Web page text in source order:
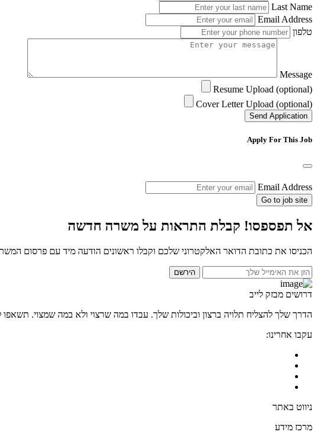
Last Name
Email Address
טלפון
Message
Resume Upload (optional)
Cover Letter Upload (optional)
Send Application
Apply For This Job
Email Address
Go to job site
אל תפספסו! קבלת התראות על משרה חדשה
הכניסו את כתובת הדואר האלקטרוני שלכם וקבלו ראשונים הודעה מיד עם פרסום
הירשם
דרושים מבזק לייב
הדרך שלך להצליח תלויה ברצון וביכולות שלך. עבדו במה שרצוי ולא במה שמצוי. תשאפו
עקבו אחרינו:
ניווט באתר
מרכז מידע